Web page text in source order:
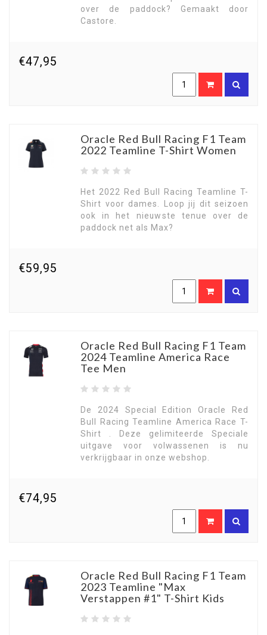
over de paddock? Gemaakt door
Castore.
€47,95
Oracle Red Bull Racing F1 Team
2022 Teamline T-Shirt Women
Het 2022 Red Bull Racing Teamline T-
Shirt voor dames. Loop jij dit seizoen
ook in het nieuwste tenue over de
paddock net als Max?
€59,95
Oracle Red Bull Racing F1 Team
2024 Teamline America Race
Tee Men
De 2024 Special Edition Oracle Red
Bull Racing Teamline America Race T-
Shirt . Deze gelimiteerde Speciale
uitgave voor volwassenen is nu
verkrijgbaar in onze webshop.
€74,95
Oracle Red Bull Racing F1 Team
2023 Teamline "Max
Verstappen #1" T-Shirt Kids